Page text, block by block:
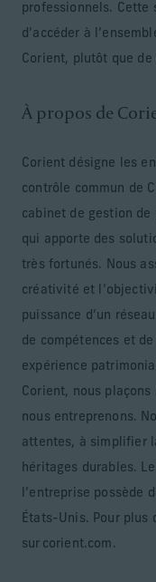
professionnels. Cette
d’accéder à
Corient, plutôt que de
À propos de
Corient désigne les
contrôle commun de
cabinet de gestion
qui apporte des
très fortunés. Nous
créativité et
puissance d’un
de compétences et
expérience
Corient, nous
nous entreprenons.
attentes, à simplifier
héritages durables.
l’entreprise possède
États-Unis. Pour plus
sur corient.com.